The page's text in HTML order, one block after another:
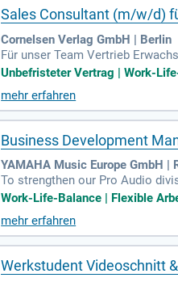
Sales Consultant (m/w/d)
Cornelsen Verlag GmbH | Berlin
Für unser Team Vertrieb
m nächstmöglichen Zeitpunkt
Unbefristeter Vertrag | Work-
mehr erfahren
Business Development
YAMAHA Music Europe GmbH |
To strengthen our Pro Audio
gagement: Pro Audio Germany
Work-Life-Balance | Flexible
mehr erfahren
Werkstudent Videoschnitt